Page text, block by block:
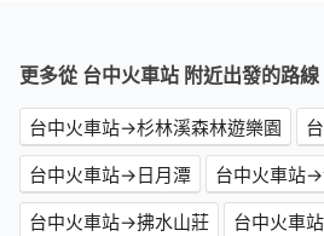
更多從 台中火車站 附近出發的路線
台中火車站→杉林溪森林遊樂園
台中火車站→日月潭
台中火車站
台中火車站→拂水山莊
台中火車